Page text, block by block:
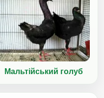
Мальтійський голуб